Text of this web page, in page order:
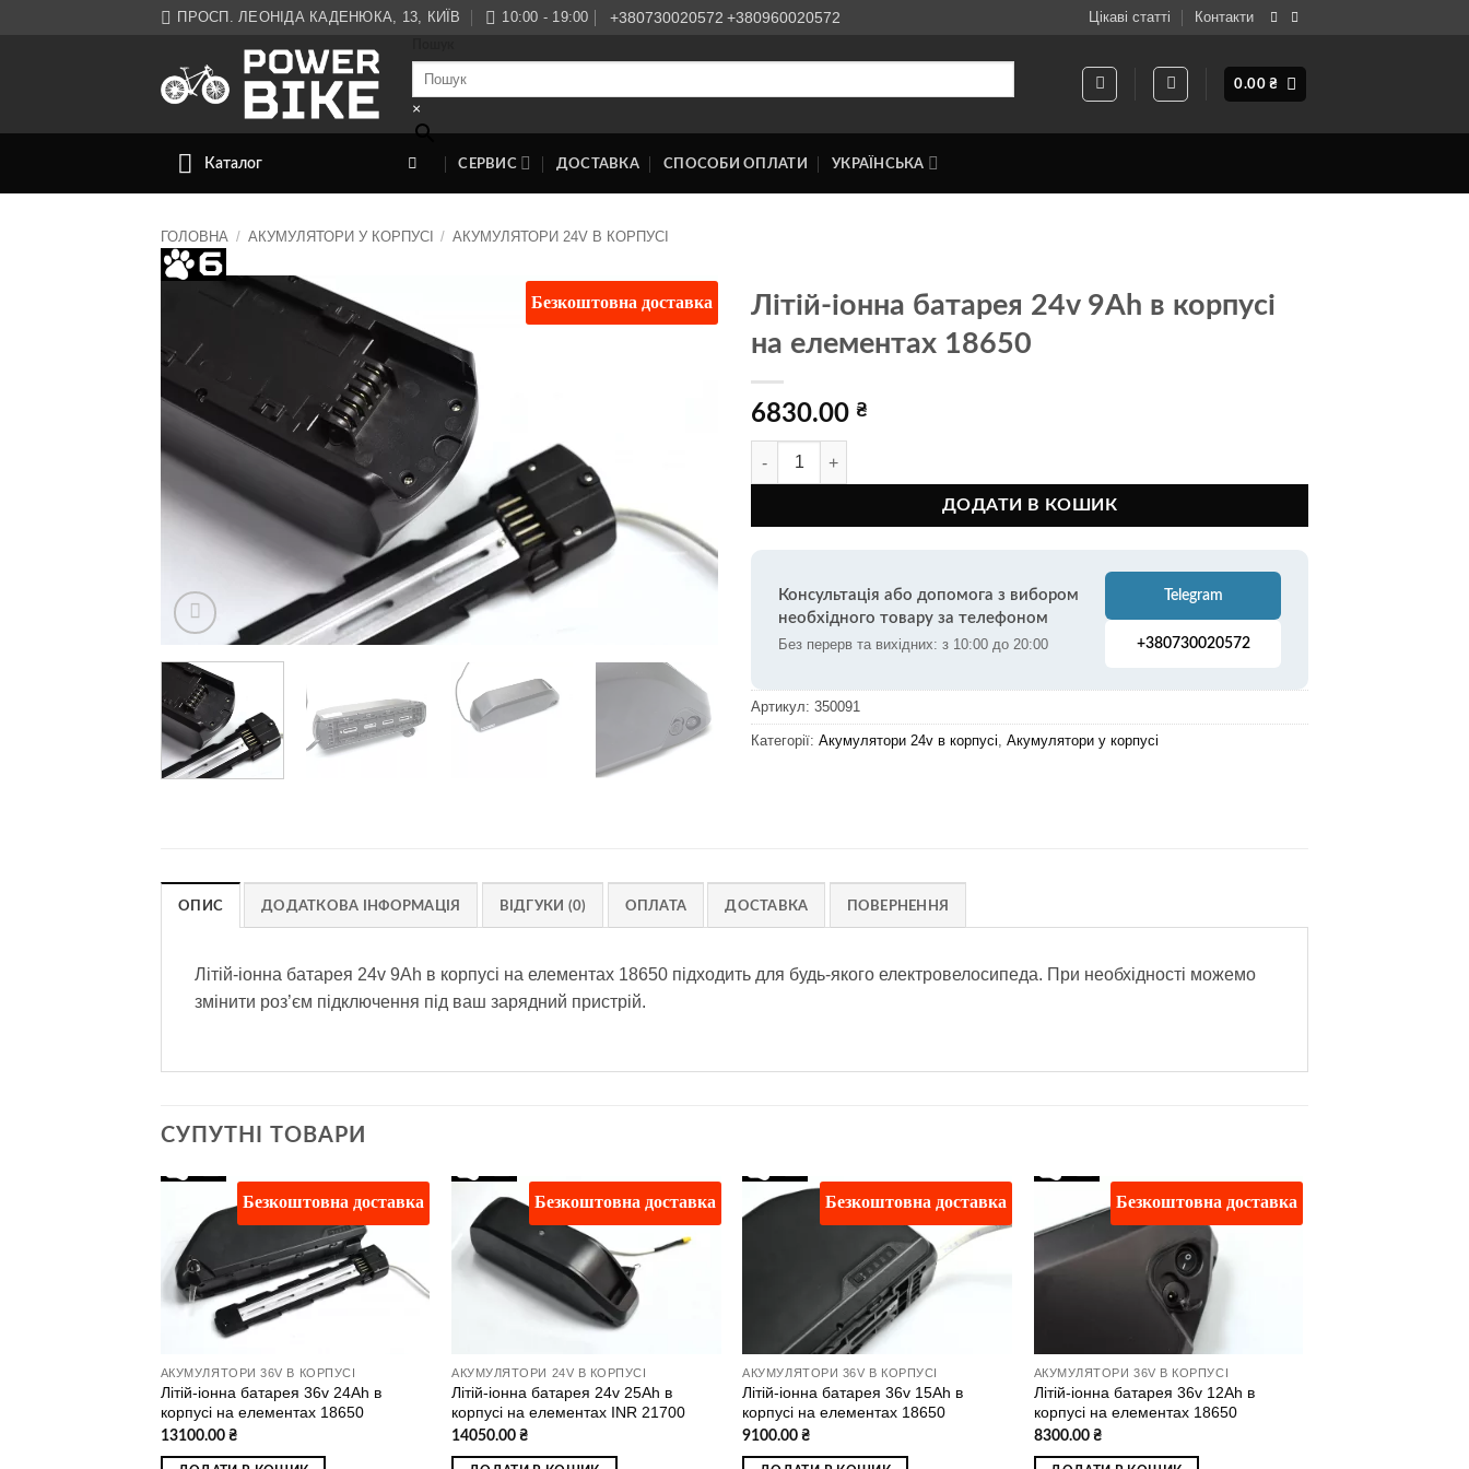
ПРОСП. ЛЕОНІДА КАДЕНЮКА, 13, КИЇВ 10:00 - 19:00 +380730020572 +380960020572 Цікаві статті Контакти
×
0.00₴
Каталог СЕРВИС ДОСТАВКА СПОСОБИ ОПЛАТИ УКРАЇНСЬКА
ГОЛОВНА / АКУМУЛЯТОРИ У КОРПУСІ / АКУМУЛЯТОРИ 24V В КОРПУСІ
Безкоштовна доставка
Літій-іонна батарея 24v 9Ah в корпусі
на елементах 18650
6830.00 ₴
Літій-іонна батарея 24v 9Ah в корпусі на елементах 18650 кількість
ДОДАТИ В КОШИК
Консультація або допомога з вибором
необхідного товару за телефоном
Без перерв та вихідних: з 10:00 до 20:00
Telegram
+380730020572
Артикул: 350091
Категорії: Акумулятори 24v в корпусі Акумулятори у корпусі
ОПИС ДОДАТКОВА ІНФОРМАЦІЯ ВІДГУКИ (0) ОПЛАТА ДОСТАВКА ПОВЕРНЕННЯ
Літій-іонна батарея 24v 9Ah в корпусі на елементах 18650 підходить для будь-якого електровелосипеда. При необхідності можемо
змінити роз’єм підключення під ваш зарядний пристрій.
СУПУТНІ ТОВАРИ
Безкоштовна доставка
до
списку
бажань
АКУМУЛЯТОРИ 36V В КОРПУСІ
Літій-іонна батарея 36v 24Ah в
корпусі на елементах 18650
13100.00 ₴
Безкоштовна доставка
Додати
до
АКУМУЛЯТОРИ 24V В КОРПУСІ
Літій-іонна батарея 24v 25Ah в
корпусі на елементах INR 21700
14050.00₴
Безкоштовна доставка
Додати
АКУМУЛЯТОРИ 36V В КОРПУСІ
Літій-іонна батарея 36v 15Ah в
корпусі на елементах 18650
9100.00₴
Безкоштовна доставка
АКУМУЛЯТОРИ 36V В КОРПУСІ
Літій-іонна батарея 36v 12Ah в
корпусі на елементах 18650
8300.00 ₴